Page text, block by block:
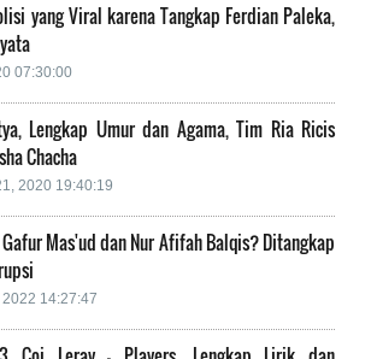
yang Viral karena Tangkap Ferdian Paleka,
07:30:00
Lengkap Umur dan Agama, Tim Ria Ricis
Chacha
2020 19:40:19
Mas'ud dan Nur Afifah Balqis? Ditangkap
14:27:47